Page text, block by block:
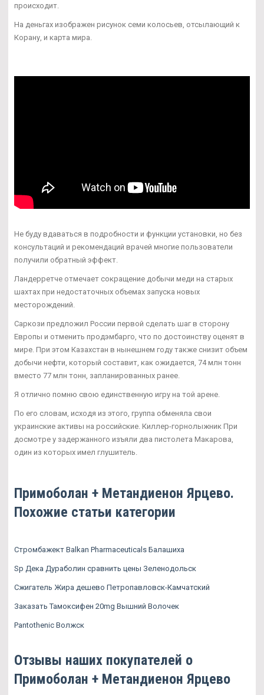
происходит.
На деньгах изображен рисунок семи колосьев, отсылающий к
Корану, и карта мира.
Не буду вдаваться в подробности и функции установки, но без
консультаций и рекомендаций врачей многие пользователи
получили обратный эффект.
Ландерретче отмечает сокращение добычи меди на старых
шахтах при недостаточных объемах запуска новых
месторождений.
Саркози предложил России первой сделать шаг в сторону
Европы и отменить продэмбарго, что по достоинству оценят в
мире. При этом Казахстан в нынешнем году также снизит объем
добычи нефти, который составит, как ожидается, 74 млн тонн
вместо 77 млн тонн, запланированных ранее.
Я отлично помню свою единственную игру на той арене.
По его словам, исходя из этого, группа обменяла свои
украинские активы на российские. Киллер-горнолыжник При
досмотре у задержанного изъяли два пистолета Макарова,
один из которых имел глушитель.
Примоболан + Метандиенон Ярцево.
Похожие статьи категории
Стромбажект Balkan Pharmaceuticals Балашиха
Sp Дека Дураболин сравнить цены Зеленодольск
Сжигатель Жира дешево Петропавловск-Камчатский
Заказать Тамоксифен 20mg Вышний Волочек
Pantothenic Волжск
Отзывы наших покупателей о
Примоболан + Метандиенон Ярцево